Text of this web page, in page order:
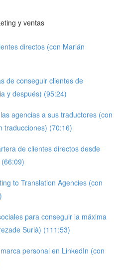
y ventas
directos (con Marián
de conseguir clientes de
y después) (95:24)
agencias a sus traductores (con
traducciones) (70:16)
de clientes directos desde
to Translation Agencies (con
para conseguir la máxima
Surià) (111:53)
personal en LinkedIn (con